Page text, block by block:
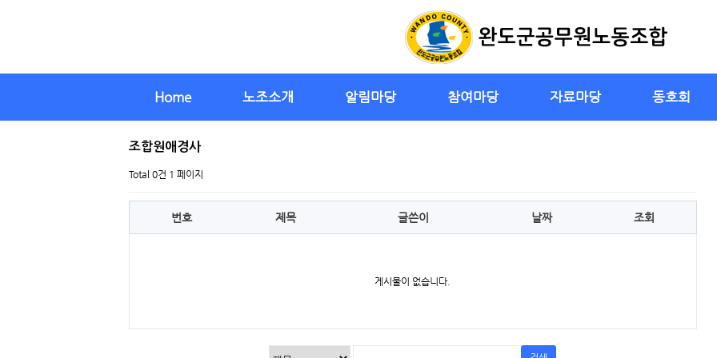
Home 노조소개 알림마당 참여마당 자료마당 동호회
조합원애경사
Total 0건 1 페이지
번호 제목 글쓴이 날짜 조회
게시물이 없습니다.